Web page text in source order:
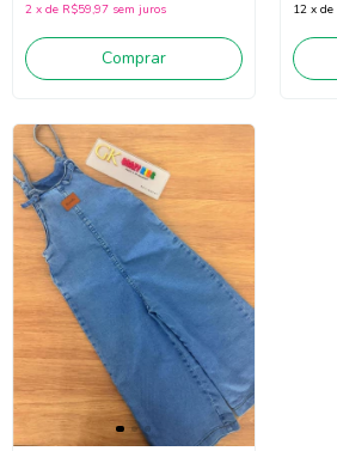
2 x de R$59,97 sem juros
Comprar
12 x de